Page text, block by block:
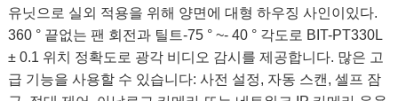
유닛으로 실외 적용을 위해 양면에 대형 하우징 사인이있다.
360 ° 끝없는 팬 회전과 틸트-75 ° ~- 40 ° 각도로 BIT-PT330L
± 0.1 위치 정확도로 광각 비디오 감시를 제공합니다. 많은 고
급 기능을 사용할 수 있습니다: 사전 설정, 자동 스캔, 셀프 잠